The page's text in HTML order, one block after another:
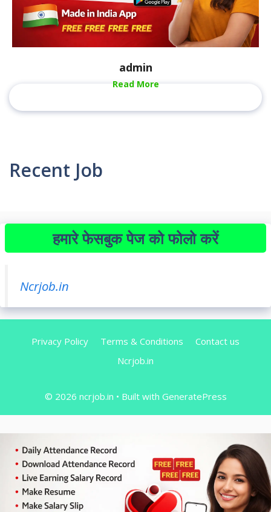
admin
Read More
Recent Job
हमारे फेसबुक पेज को फोलो करें
Ncrjob.in
Privacy Policy Terms & Conditions
Contact us
Ncrjob.in
© 2026 ncrjob.in • Built with GeneratePress